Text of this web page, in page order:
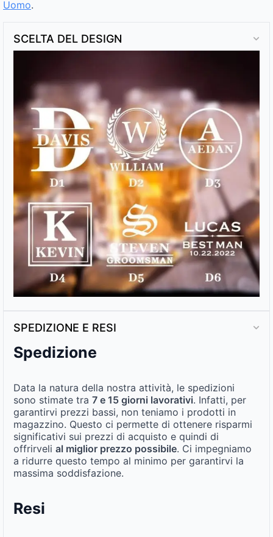
Uomo.
SCELTA DEL DESIGN
SPEDIZIONE E RESI
Spedizione
Data la natura della nostra attività, le spedizioni
sono stimate tra 7 e 15 giorni lavorativi. Infatti, per
garantirvi prezzi bassi, non teniamo i prodotti in
magazzino. Questo ci permette di ottenere risparmi
significativi sui prezzi di acquisto e quindi di
offrirveli al miglior prezzo possibile. Ci impegniamo
a ridurre questo tempo al minimo per garantirvi la
massima soddisfazione.
Resi